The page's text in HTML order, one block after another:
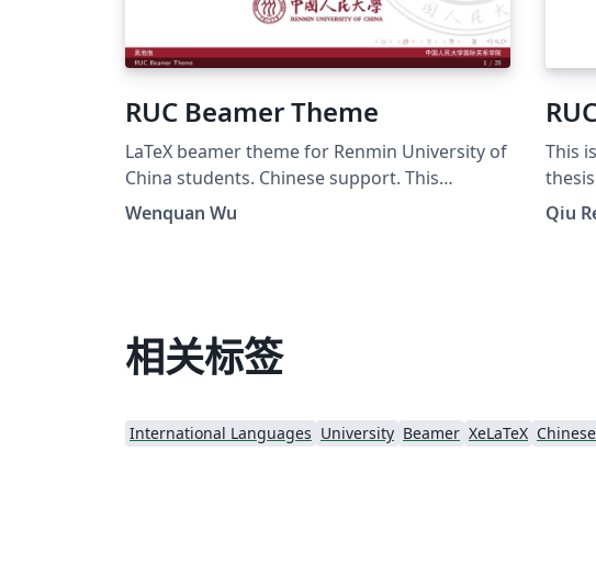
RUC Beamer Theme
LaTeX beamer theme for Renmin University of
China students. Chinese support. This
template mostly comes from Jiayi Weng,
Trinkle23897. His github repo is
https://github.com/GohUnTsuan/RUC-
Beamer-Theme
Wenquan Wu
This
Qiu
相关标签
International Languages University Beamer XeLaTeX Chinese